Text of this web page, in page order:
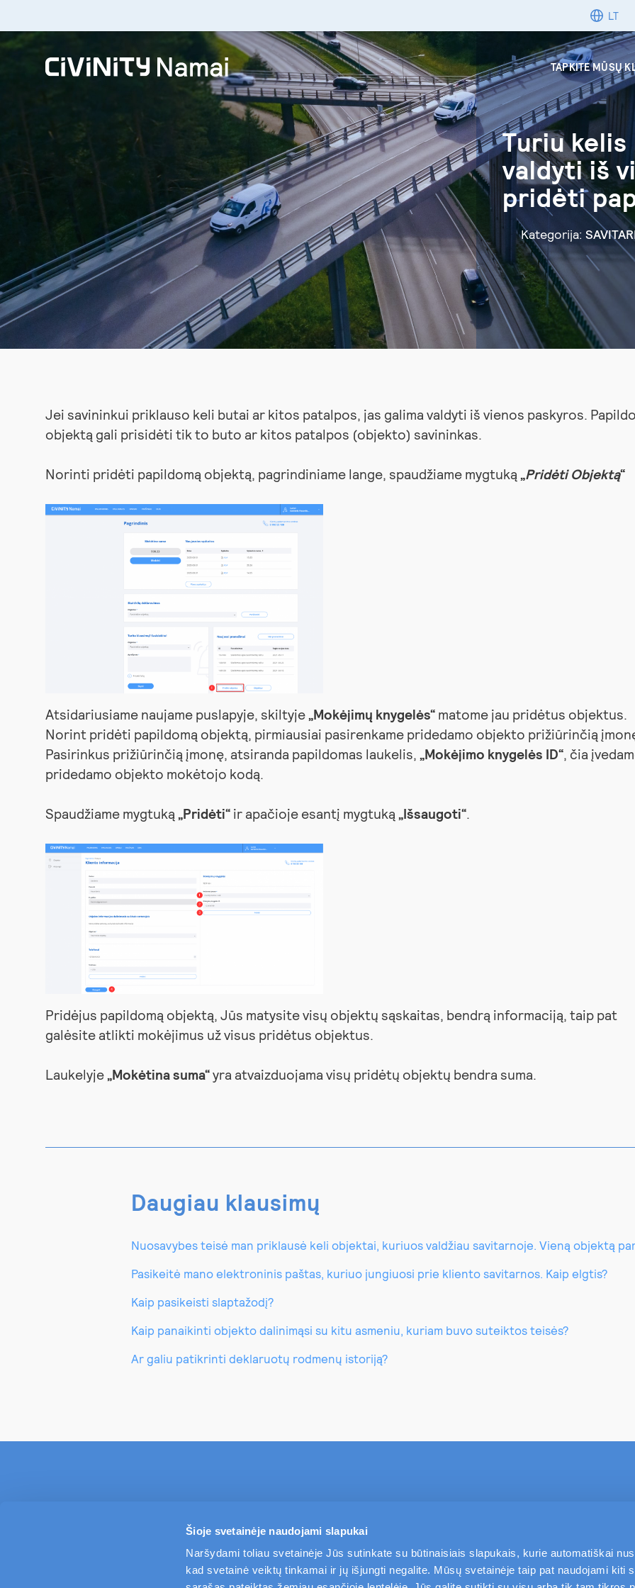
Šioje svetainėje naudojami slapukai
Naršydami toliau svetainėje Jūs sutinkate su būtinaisiais slapukais, kurie automatiškai
kad svetainė veiktų tinkamai ir jų išjungti negalite. Mūsų svetainėje taip pat naudojami kiti
LT
TAPKITE MŪSŲ
Turiu
valdyti iš
pridėti
Kategorija:
Jei savininkui priklauso keli butai ar kitos patalpos, jas galima valdyti iš vienos paskyros.
objektą gali prisidėti tik to buto ar kitos patalpos (objekto) savininkas.
Norinti pridėti papildomą objektą, pagrindiniame lange, spaudžiame mygtuką „Pridėti Objektą“
Atsidariusiame naujame puslapyje, skiltyje„Mokėjimų knygelės“matome jau pridėtus objektus.
Norint pridėti papildomą objektą, pirmiausiai pasirenkame pridedamo objekto prižiūrinčią
Pasirinkus prižiūrinčią įmonę, atsiranda papildomas laukelis, „Mokėjimo knygelės ID“, čia
pridedamo objekto mokėtojo kodą.
Spaudžiame mygtuką „Pridėti“ir apačioje esantį mygtuką „Išsaugoti“.
Pridėjus papildomą objektą, Jūs matysite visų objektų sąskaitas, bendrą informaciją, taip pat
galėsite atlikti mokėjimus už visus pridėtus objektus.
Laukelyje„Mokėtina suma“yra atvaizduojama visų pridėtų objektų bendra suma.
Daugiau klausimų
Nuosavybes teisė man priklausė keli objektai, kuriuos valdžiau savitarnoje. Vieną objektą
Pasikeitė mano elektroninis paštas, kuriuo jungiuosi prie kliento savitarnos. Kaip elgtis?
Kaip pasikeisti slaptažodį?
Kaip panaikinti objekto dalinimąsi su kitu asmeniu, kuriam buvo suteiktos teisės?
Ar galiu patikrinti deklaruotų rodmenų istoriją?